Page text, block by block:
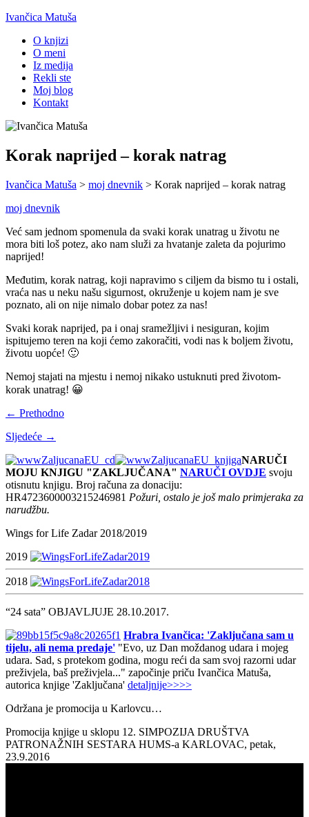
Ivančica Matuša
O knjizi
O meni
Iz medija
Rekli ste
Moj blog
Kontakt
Korak naprijed – korak natrag
Ivančica Matuša > moj dnevnik > Korak naprijed – korak natrag
moj dnevnik
Već sam jednom spomenula da svaki korak unatrag u životu ne
mora biti loš potez, ako nam služi za hvatanje zaleta da pojurimo
naprijed!
Međutim, korak natrag, koji napravimo s ciljem da bismo tu i ostali,
vraća nas u neku našu sigurnost, okruženje u kojem nam je sve
poznato, ali on nije nimalo dobar potez za nas!
Svaki korak naprijed, pa i onaj sramežljivi i nesiguran, kojim
ispitujemo teren na koji ćemo zakoračiti, vodi nas k boljem životu,
životu uopće! 🙂
Nemoj stajati na mjestu i nemoj nikako ustuknuti pred životom-
korak unatrag! 😀
← Prethodno
Sljedeće →
NARUČI
MOJU KNJIGU "ZAKLJUČANA" NARUČI OVDJE svoju
otisnutu knjigu. Broj računa za donaciju:
HR4723600003215246981 Požuri, ostalo je još malo primjeraka za
narudžbu.
Wings for Life Zadar 2018/2019
2019
2018
“24 sata” OBJAVLJUJE 28.10.2017.
Hrabra Ivančica: 'Zaključana sam u
tijelu, ali nema predaje' "Evo, uz Dan moždanog udara i mojeg
udara. Sad, s protekom godina, mogu reći da sam svoj razorni udar
preživjela, baš preživjela..." započinje priču Ivančica Matuša,
autorica knjige 'Zaključana' detaljnije>>>>
Održana je promocija u Karlovcu…
Promocija knjige u sklopu 12. SIMPOZIJA DRUŠTVA
PATRONAŽNIH SESTARA HUMS-a KARLOVAC, petak,
23.9.2016